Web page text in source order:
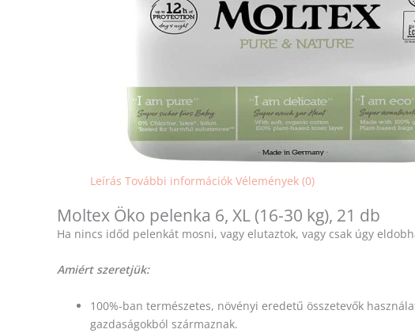
Leírás További információk Vélemények (0)
Moltex Öko pelenka 6, XL (16-30 kg), 21 db
Ha nincs időd pelenkát mosni, vagy elutaztok, vagy csak úgy
Amiért szeretjük:
100%-ban természetes, növényi eredetű összetevők
gazdaságokból származnak.